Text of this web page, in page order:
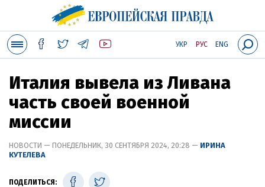
УКР РУС ENG
Италия вывела из Ливана
часть своей военной
миссии
НОВОСТИ — ПОНЕДЕЛЬНИК, 30 СЕНТЯБРЯ 2024, 20:28 — ИРИНА
КУТЕЛЕВА
ПОДЕЛИТЬСЯ: